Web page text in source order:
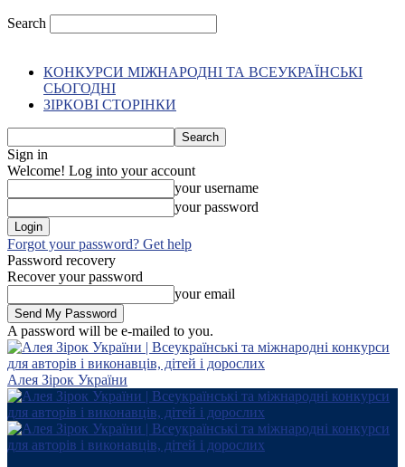
Search
КОНКУРСИ МІЖНАРОДНІ ТА ВСЕУКРАЇНСЬКІ
СЬОГОДНІ
ЗІРКОВІ СТОРІНКИ
Sign in
Welcome! Log into your account
your username
your password
Forgot your password? Get help
Password recovery
Recover your password
your email
A password will be e-mailed to you.
Алея Зірок України